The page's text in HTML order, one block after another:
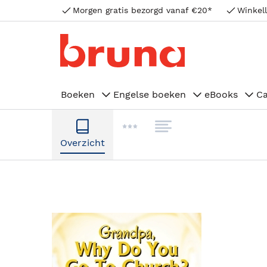
Morgen gratis bezorgd vanaf €20*
Boeken Engelse boeken eBooks
Overzicht